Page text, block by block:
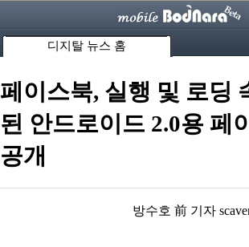
디지탈 뉴스 홈
페이스북, 실행 및 로딩
된 안드로이드 2.0용 페
공개
방수호 前 기자